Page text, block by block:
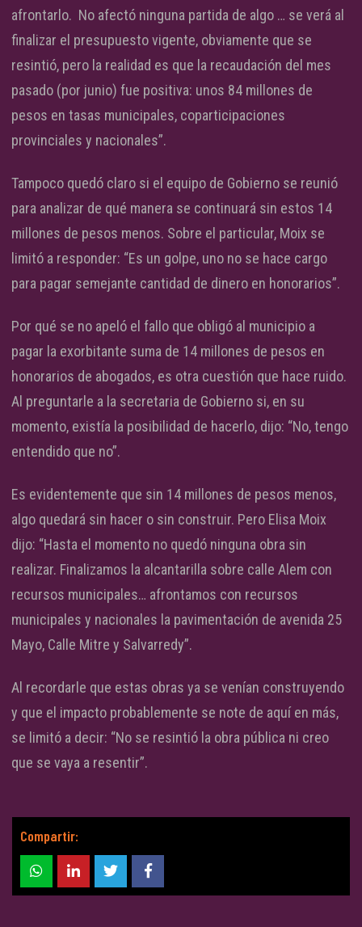
afrontarlo. No afectó ninguna partida de algo … se verá al
finalizar el presupuesto vigente, obviamente que se
resintió, pero la realidad es que la recaudación del mes
pasado (por junio) fue positiva: unos 84 millones de
pesos en tasas municipales, coparticipaciones
provinciales y nacionales”.
Tampoco quedó claro si el equipo de Gobierno se reunió
para analizar de qué manera se continuará sin estos 14
millones de pesos menos. Sobre el particular, Moix se
limitó a responder: “Es un golpe, uno no se hace cargo
para pagar semejante cantidad de dinero en honorarios”.
Por qué se no apeló el fallo que obligó al municipio a
pagar la exorbitante suma de 14 millones de pesos en
honorarios de abogados, es otra cuestión que hace ruido.
Al preguntarle a la secretaria de Gobierno si, en su
momento, existía la posibilidad de hacerlo, dijo: “No, tengo
entendido que no”.
Es evidentemente que sin 14 millones de pesos menos,
algo quedará sin hacer o sin construir. Pero Elisa Moix
dijo: “Hasta el momento no quedó ninguna obra sin
realizar. Finalizamos la alcantarilla sobre calle Alem con
recursos municipales… afrontamos con recursos
municipales y nacionales la pavimentación de avenida 25
Mayo, Calle Mitre y Salvarredy”.
Al recordarle que estas obras ya se venían construyendo
y que el impacto probablemente se note de aquí en más,
se limitó a decir: “No se resintió la obra pública ni creo
que se vaya a resentir”.
Compartir: